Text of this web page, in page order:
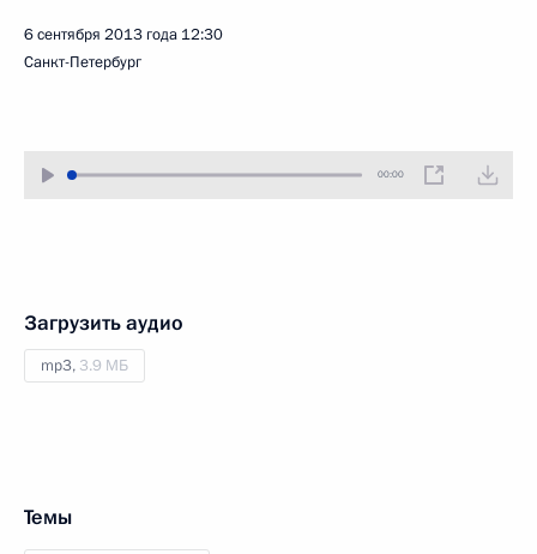
6 сентября 2013 года 12:30
Санкт-Петербург
00:00
Загрузить аудио
mp3, 3.9 МБ
Темы